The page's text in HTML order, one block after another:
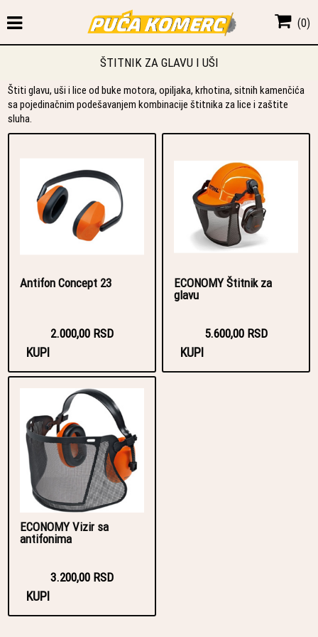
(0)
ŠTITNIK ZA GLAVU I UŠI
Štiti glavu, uši i lice od buke motora, opiljaka, krhotina, sitnih kamenčića
sa pojedinačnim podešavanjem kombinacije štitnika za lice i zaštite
sluha.
Antifon Concept 23
2.000,00 RSD
KUPI
ECONOMY Štitnik za
glavu
5.600,00 RSD
KUPI
ECONOMY Vizir sa
antifonima
3.200,00 RSD
KUPI